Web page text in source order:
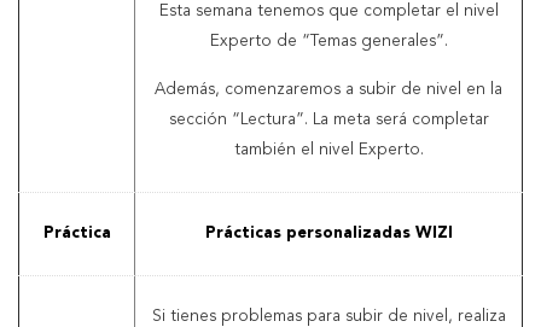
Esta semana tenemos que completar el nivel
Experto de “Temas generales”.
Además, comenzaremos a subir de nivel en la
sección “Lectura”. La meta será completar
también el nivel Experto.
Práctica Prácticas personalizadas WIZI
Si tienes problemas para subir de nivel, realiza